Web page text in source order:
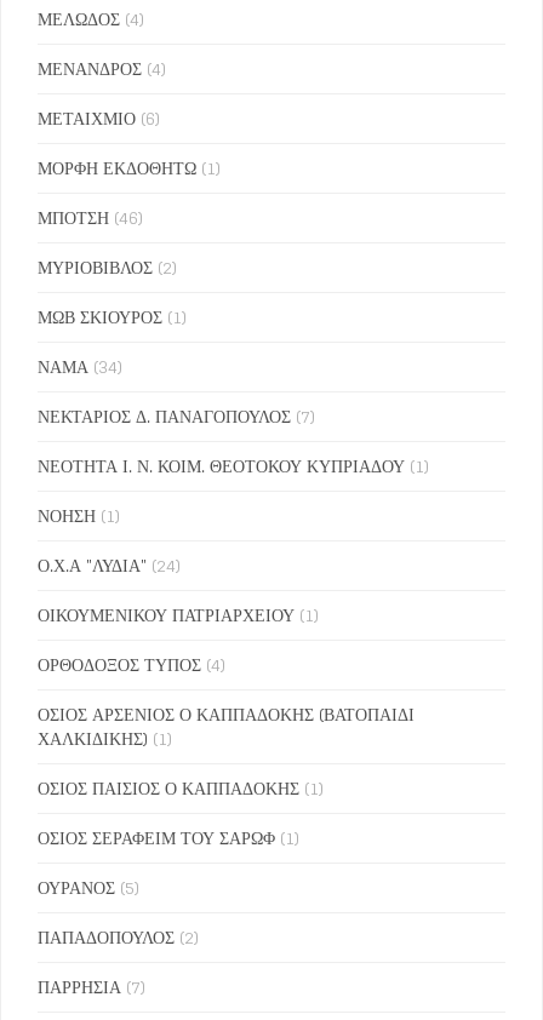
ΜΕΛΩΔΟΣ (4)
ΜΕΝΑΝΔΡΟΣ (4)
ΜΕΤΑΙΧΜΙΟ (6)
ΜΟΡΦΗ ΕΚΔΟΘΗΤΩ (1)
ΜΠΟΤΣΗ (46)
ΜΥΡΙΟΒΙΒΛΟΣ (2)
ΜΩΒ ΣΚΙΟΥΡΟΣ (1)
ΝΑΜΑ (34)
ΝΕΚΤΑΡΙΟΣ Δ. ΠΑΝΑΓΟΠΟΥΛΟΣ (7)
ΝΕΟΤΗΤΑ Ι. Ν. ΚΟΙΜ. ΘΕΟΤΟΚΟΥ ΚΥΠΡΙΑΔΟΥ (1)
ΝΟΗΣΗ (1)
Ο.Χ.Α "ΛΥΔΙΑ" (24)
ΟΙΚΟΥΜΕΝΙΚΟΥ ΠΑΤΡΙΑΡΧΕΙΟΥ (1)
ΟΡΘΟΔΟΞΟΣ ΤΥΠΟΣ (4)
ΟΣΙΟΣ ΑΡΣΕΝΙΟΣ Ο ΚΑΠΠΑΔΟΚΗΣ (ΒΑΤΟΠΑΙΔΙ
ΧΑΛΚΙΔΙΚΗΣ) (1)
ΟΣΙΟΣ ΠΑΙΣΙΟΣ Ο ΚΑΠΠΑΔΟΚΗΣ (1)
ΟΣΙΟΣ ΣΕΡΑΦΕΙΜ ΤΟΥ ΣΑΡΩΦ (1)
ΟΥΡΑΝΟΣ (5)
ΠΑΠΑΔΟΠΟΥΛΟΣ (2)
ΠΑΡΡΗΣΙΑ (7)